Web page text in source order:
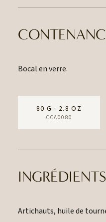
Bocal en verre.
80 G · 2.8 OZ
CCA0080
INGRÉDIENTS
Artichauts, huile de